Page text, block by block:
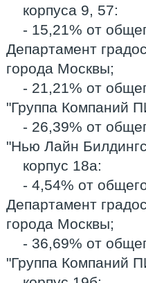
корпуса 9, 57:
- 15,21% от
Департамент
города Москвы;
- 21,21% от
"Группа Компаний
- 26,39% от
"Нью Лайн
корпус 18а:
- 4,54% от
Департамент
города Москвы;
- 36,69% от
"Группа Компаний